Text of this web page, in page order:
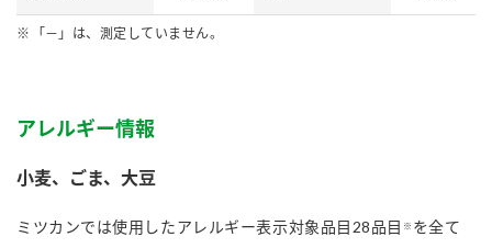
「－」は、測定していません。
アレルギー情報
小麦、ごま、大豆
ミツカンでは使用したアレルギー表示対象品目28品目 ※ を全て